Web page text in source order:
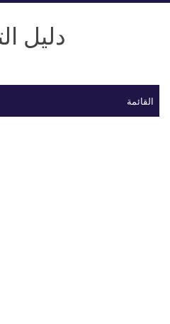
دليل
القائمة